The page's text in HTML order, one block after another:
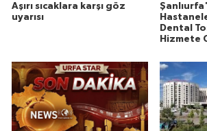
Aşırı sıcaklara karşı göz
uyarısı
Dental
Hizmete